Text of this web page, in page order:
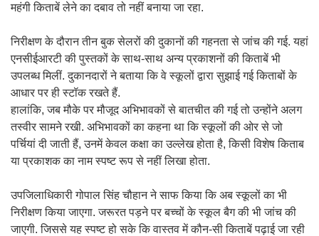
महंगी किताबें लेने का दबाव तो नहीं बनाया जा रहा.
निरीक्षण के दौरान तीन बुक सेलरों की दुकानों की गहनता से जांच की गई. यहां
एनसीईआरटी की पुस्तकों के साथ-साथ अन्य प्रकाशनों की किताबें भी
उपलब्ध मिलीं. दुकानदारों ने बताया कि वे स्कूलों द्वारा सुझाई गई किताबों के
आधार पर ही स्टॉक रखते हैं.
हालांकि, जब मौके पर मौजूद अभिभावकों से बातचीत की गई तो उन्होंने अलग
तस्वीर सामने रखी. अभिभावकों का कहना था कि स्कूलों की ओर से जो
पर्चियां दी जाती हैं, उनमें केवल कक्षा का उल्लेख होता है, किसी विशेष किताब
या प्रकाशक का नाम स्पष्ट रूप से नहीं लिखा होता.
उपजिलाधिकारी गोपाल सिंह चौहान ने साफ किया कि अब स्कूलों का भी
निरीक्षण किया जाएगा. जरूरत पड़ने पर बच्चों के स्कूल बैग की भी जांच की
जाएगी. जिससे यह स्पष्ट हो सके कि वास्तव में कौन-सी किताबें पढ़ाई जा रही